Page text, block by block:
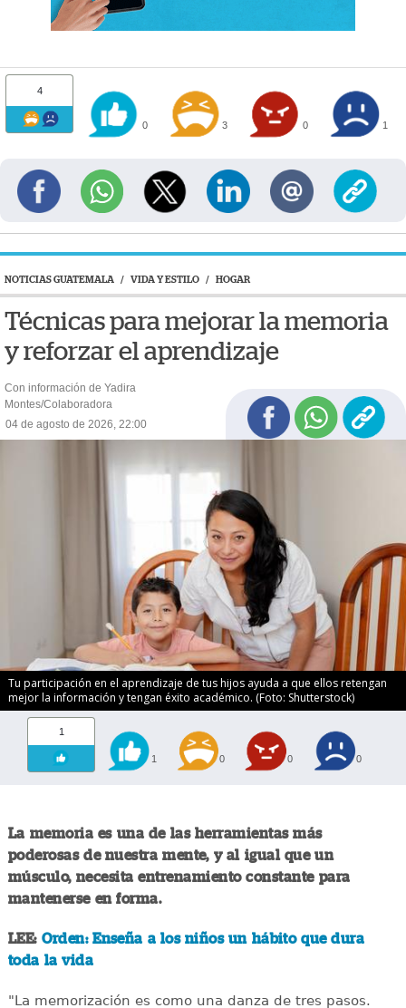
4
0 3 0 1
NOTICIAS GUATEMALA / VIDA Y ESTILO / HOGAR
Técnicas para mejorar la memoria
y reforzar el aprendizaje
Con información de Yadira
Montes/Colaboradora
04 de agosto de 2026, 22:00
Tu participación en el aprendizaje de tus hijos ayuda a que ellos retengan
mejor la información y tengan éxito académico. (Foto: Shutterstock)
1
1 0 0 0
La memoria es una de las herramientas más
poderosas de nuestra mente, y al igual que un
músculo, necesita entrenamiento constante para
mantenerse en forma.
LEE: Orden: Enseña a los niños un hábito que dura
toda la vida
"La memorización es como una danza de tres pasos.